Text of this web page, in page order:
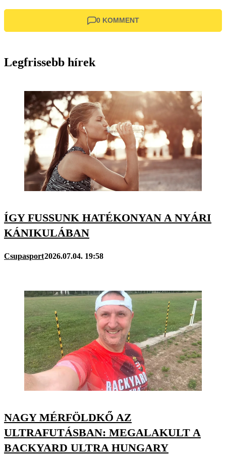
0 KOMMENT
Legfrissebb hírek
ÍGY FUSSUNK HATÉKONYAN A NYÁRI
KÁNIKULÁBAN
Csupasport2026.07.04. 19:58
NAGY MÉRFÖLDKŐ AZ
ULTRAFUTÁSBAN: MEGALAKULT A
BACKYARD ULTRA HUNGARY